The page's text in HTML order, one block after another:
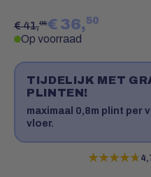
€ 41,95€ 36, 50
Op voorraad
TIJDELIJK MET
PLINTEN!
maximaal 0,8m plint per
vloer.
★★★★★
★★★★★